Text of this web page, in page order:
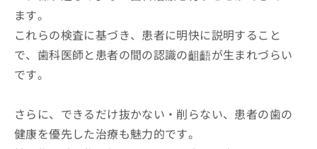
ます。
これらの検査に基づき、患者に明快に説明すること
で、歯科医師と患者の間の認識の齟齬が生まれづらい
です。
さらに、できるだけ抜かない・削らない、患者の歯の
健康を優先した治療も魅力的です。